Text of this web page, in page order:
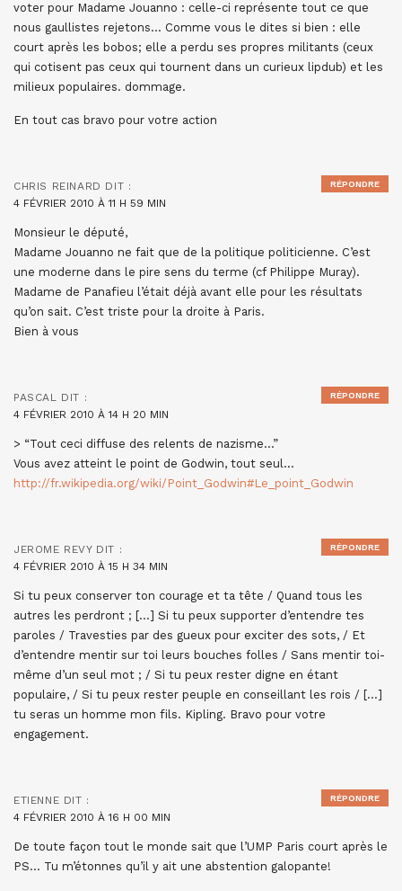
voter pour Madame Jouanno : celle-ci représente tout ce que
nous gaullistes rejetons… Comme vous le dites si bien : elle
court après les bobos; elle a perdu ses propres militants (ceux
qui cotisent pas ceux qui tournent dans un curieux lipdub) et les
milieux populaires. dommage.
En tout cas bravo pour votre action
CHRIS REINARD DIT :
4 FÉVRIER 2010 À 11 H 59 MIN
Monsieur le député,
Madame Jouanno ne fait que de la politique politicienne. C’est
une moderne dans le pire sens du terme (cf Philippe Muray).
Madame de Panafieu l’était déjà avant elle pour les résultats
qu’on sait. C’est triste pour la droite à Paris.
Bien à vous
RÉPONDRE
PASCAL DIT :
4 FÉVRIER 2010 À 14 H 20 MIN
> “Tout ceci diffuse des relents de nazisme…”
Vous avez atteint le point de Godwin, tout seul…
http://fr.wikipedia.org/wiki/Point_Godwin#Le_point_Godwin
RÉPONDRE
JEROME REVY DIT :
4 FÉVRIER 2010 À 15 H 34 MIN
Si tu peux conserver ton courage et ta tête / Quand tous les
autres les perdront ; […] Si tu peux supporter d’entendre tes
paroles / Travesties par des gueux pour exciter des sots, / Et
d’entendre mentir sur toi leurs bouches folles / Sans mentir toi-
même d’un seul mot ; / Si tu peux rester digne en étant
populaire, / Si tu peux rester peuple en conseillant les rois / […]
tu seras un homme mon fils. Kipling. Bravo pour votre
engagement.
RÉPONDRE
ETIENNE DIT :
4 FÉVRIER 2010 À 16 H 00 MIN
De toute façon tout le monde sait que l’UMP Paris court après le
PS… Tu m’étonnes qu’il y ait une abstention galopante!
RÉPONDRE